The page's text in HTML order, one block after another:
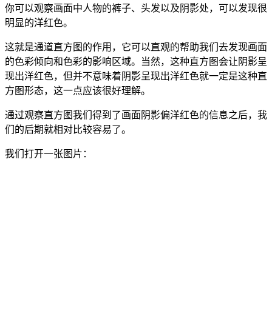
你可以观察画面中人物的裤子、头发以及阴影处，可以发现很
明显的洋红色。
这就是通道直方图的作用，它可以直观的帮助我们去发现画面
的色彩倾向和色彩的影响区域。当然，这种直方图会让阴影呈
现出洋红色，但并不意味着阴影呈现出洋红色就一定是这种直
方图形态，这一点应该很好理解。
通过观察直方图我们得到了画面阴影偏洋红色的信息之后，我
们的后期就相对比较容易了。
我们打开一张图片：